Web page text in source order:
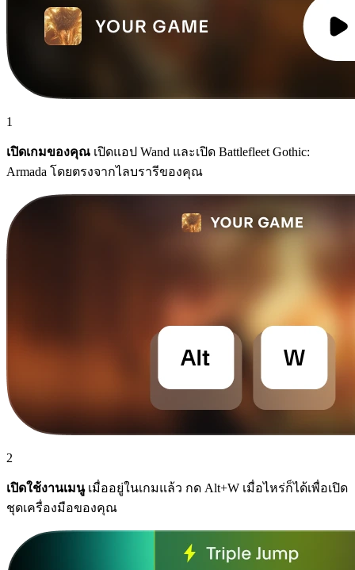
1
เปิดเกมของคุณ เปิดแอป Wand และเปิด Battlefleet Gothic:
Armada โดยตรงจากไลบรารีของคุณ
2
เปิดใช้งานเมนูเมื่ออยู่ในเกมแล้ว กด Alt+W เมื่อไหร่ก็ได้เพื่อเปิด
ชุดเครื่องมือของคุณ